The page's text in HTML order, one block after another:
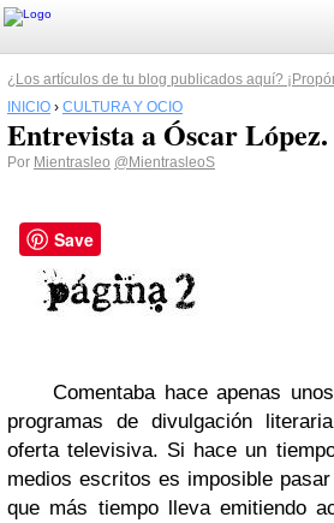
¿Los artículos de tu blog publicados aquí?
INICIO › CULTURA Y OCIO
Entrevista a Óscar
Por Mientrasleo @MientrasleoS
Comentaba hace apenas
programas de divulgación
oferta televisiva. Si hace un
medios escritos es imposible
que más tiempo lleva emitiendo
Save